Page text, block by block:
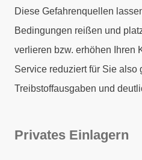
Diese Gefahrenquellen
Bedingungen reißen und
verlieren bzw. erhöhen Ihren
Service reduziert für Sie also
Treibstoffausgaben und
Privates Einlagern